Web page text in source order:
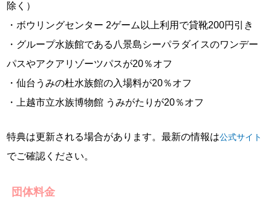
除く）
・ボウリングセンター 2ゲーム以上利用で貸靴200円引き
・グループ水族館である八景島シーパラダイスのワンデー
パスやアクアリゾーツパスが20％オフ
・仙台うみの杜水族館の入場料が20％オフ
・上越市立水族博物館 うみがたりが20％オフ
特典は更新される場合があります。最新の情報は公式サイト
でご確認ください。
団体料金